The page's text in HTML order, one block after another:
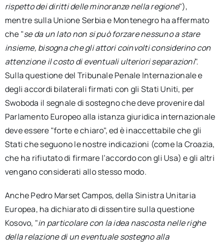
rispetto dei diritti delle minoranze nella regione"),
mentre sulla Unione Serbia e Montenegro ha affermato
che "se da un lato non si può forzare nessuno a stare
insieme, bisogna che gli attori coinvolti considerino con
attenzione il costo di eventuali ulteriori separazioni".
Sulla questione del Tribunale Penale Internazionale e
degli accordi bilaterali firmati con gli Stati Uniti, per
Swoboda il segnale di sostegno che deve provenire dal
Parlamento Europeo alla istanza giuridica internazionale
deve essere "forte e chiaro", ed è inaccettabile che gli
Stati che seguono le nostre indicazioni (come la Croazia,
che ha rifiutato di firmare l’accordo con gli Usa) e gli altri
vengano considerati allo stesso modo.
Anche Pedro Marset Campos, della Sinistra Unitaria
Europea, ha dichiarato di dissentire sulla questione
Kosovo, "in particolare con la idea nascosta nelle righe
della relazione di un eventuale sostegno alla